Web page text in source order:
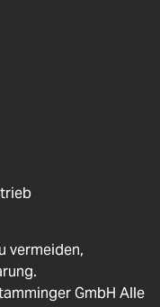
vermeiden,
GmbH Alle